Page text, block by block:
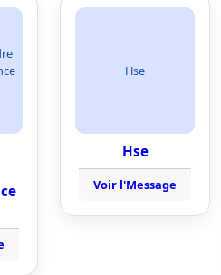
Hse
Hse
Voir l'Message